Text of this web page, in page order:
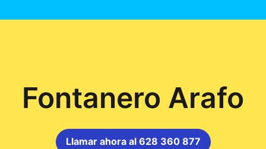
Fontanero Arafo
Llamar ahora al 628 360 877